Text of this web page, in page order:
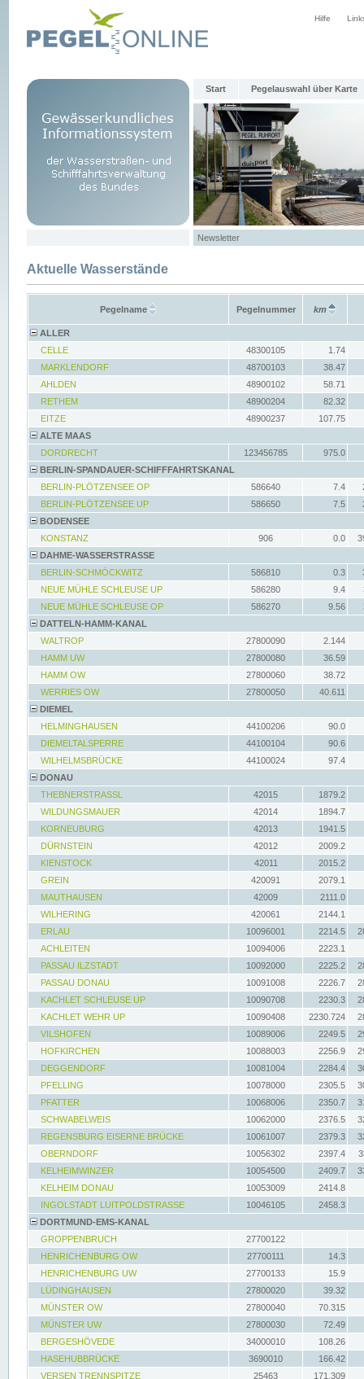
Hilfe
Start Pegelauswahl über Karte
Newsletter
Aktuelle Wasserstände
Pegelname Pegelnummer km
ALLER
CELLE
48300105
1.74
MARKLENDORF
48700103
38.47
AHLDEN
48900102
58.71
RETHEM
48900204
82.32
EITZE
48900237
107.75
ALTE MAAS
DORDRECHT
123456785
975.0
BERLIN-SPANDAUER-SCHIFFFAHRTSKANAL
BERLIN-PLÖTZENSEE OP
586640 7.4
BERLIN-PLÖTZENSEE UP
586650 7.5
BODENSEE
KONSTANZ
906 0.0
DAHME-WASSERSTRASSE
BERLIN-SCHMÖCKWITZ
586810 0.3
NEUE MÜHLE SCHLEUSE UP
586280 9.4
NEUE MÜHLE SCHLEUSE OP
586270 9.56
DATTELN-HAMM-KANAL
WALTROP
27800090
2.144
HAMM UW
27800080
36.59
HAMM OW
27800060
38.72
WERRIES OW
27800050
40.611
DIEMEL
HELMINGHAUSEN
44100206
90.0
DIEMELTALSPERRE
44100104
90.6
WILHELMSBRÜCKE
44100024
97.4
DONAU
THEBNERSTRASSL
42015
1879.2
WILDUNGSMAUER
42014
1894.7
KORNEUBURG
42013
1941.5
DÜRNSTEIN
42012
2009.2
KIENSTOCK
42011
2015.2
GREIN
420091
2079.1
MAUTHAUSEN
42009
2111.0
WILHERING
420061
2144.1
ERLAU
10096001 2214.5
ACHLEITEN
10094006
2223.1
PASSAU ILZSTADT
10092000 2225.2
PASSAU DONAU
10091008 2226.7
KACHLET SCHLEUSE UP
10090708 2230.3
KACHLET WEHR UP
10090408 2230.724
VILSHOFEN
10089006 2249.5
HOFKIRCHEN
10088003 2256.9
DEGGENDORF
10081004 2284.4
PFELLING
10078000 2305.5
PFATTER
10068006 2350.7
SCHWABELWEIS
10062000 2376.5
REGENSBURG EISERNE BRÜCKE
10061007 2379.3
OBERNDORF
10056302 2397.4
KELHEIMWINZER
10054500 2409.7
KELHEIM DONAU
10053009
2414.8
INGOLSTADT LUITPOLDSTRASSE
10046105
2458.3
DORTMUND-EMS-KANAL
GROPPENBRUCH
27700122
HENRICHENBURG OW
27700111
14.3
HENRICHENBURG UW
27700133
15.9
LÜDINGHAUSEN
27800020
39.32
MÜNSTER OW
27800040
70.315
MÜNSTER UW
27800030
72.49
BERGESHÖVEDE
34000010
108.26
HASEHUBBRÜCKE
3690010
166.42
VERSEN TRENNSPITZE
25463
171.309